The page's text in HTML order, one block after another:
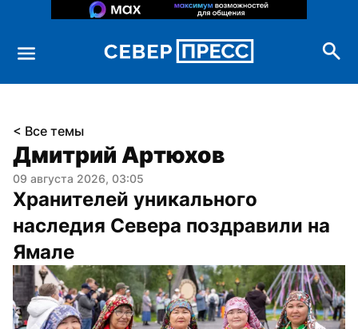
< Все темы
Дмитрий Артюхов
09 августа 2026, 03:05
Хранителей уникального
наследия Севера поздравили на
Ямале